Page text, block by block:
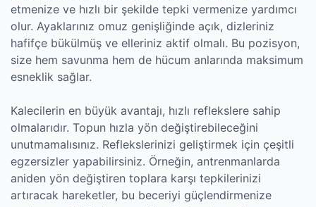
etmenize ve hızlı bir şekilde tepki vermenize yardımcı
olur. Ayaklarınız omuz genişliğinde açık, dizleriniz
hafifçe bükülmüş ve elleriniz aktif olmalı. Bu pozisyon,
size hem savunma hem de hücum anlarında maksimum
esneklik sağlar.
Kalecilerin en büyük avantajı, hızlı reflekslere sahip
olmalarıdır. Topun hızla yön değiştirebileceğini
unutmamalısınız. Reflekslerinizi geliştirmek için çeşitli
egzersizler yapabilirsiniz. Örneğin, antrenmanlarda
aniden yön değiştiren toplara karşı tepkilerinizi
artıracak hareketler, bu beceriyi güçlendirmenize